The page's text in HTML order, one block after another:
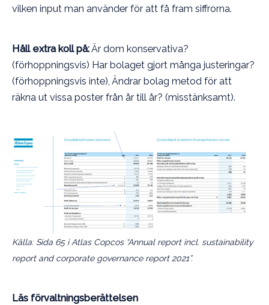
vilken input man använder för att få fram siffrorna.
Håll extra koll på:Är dom konservativa?
(förhoppningsvis) Har bolaget gjort många justeringar?
(förhoppningsvis inte), Ändrar bolag metod för att
räkna ut vissa poster från år till år? (misstänksamt).
Källa: Sida 65 i Atlas Copcos “Annual report incl. sustainability
report and corporate governance report 2021”.
Läs förvaltningsberättelsen